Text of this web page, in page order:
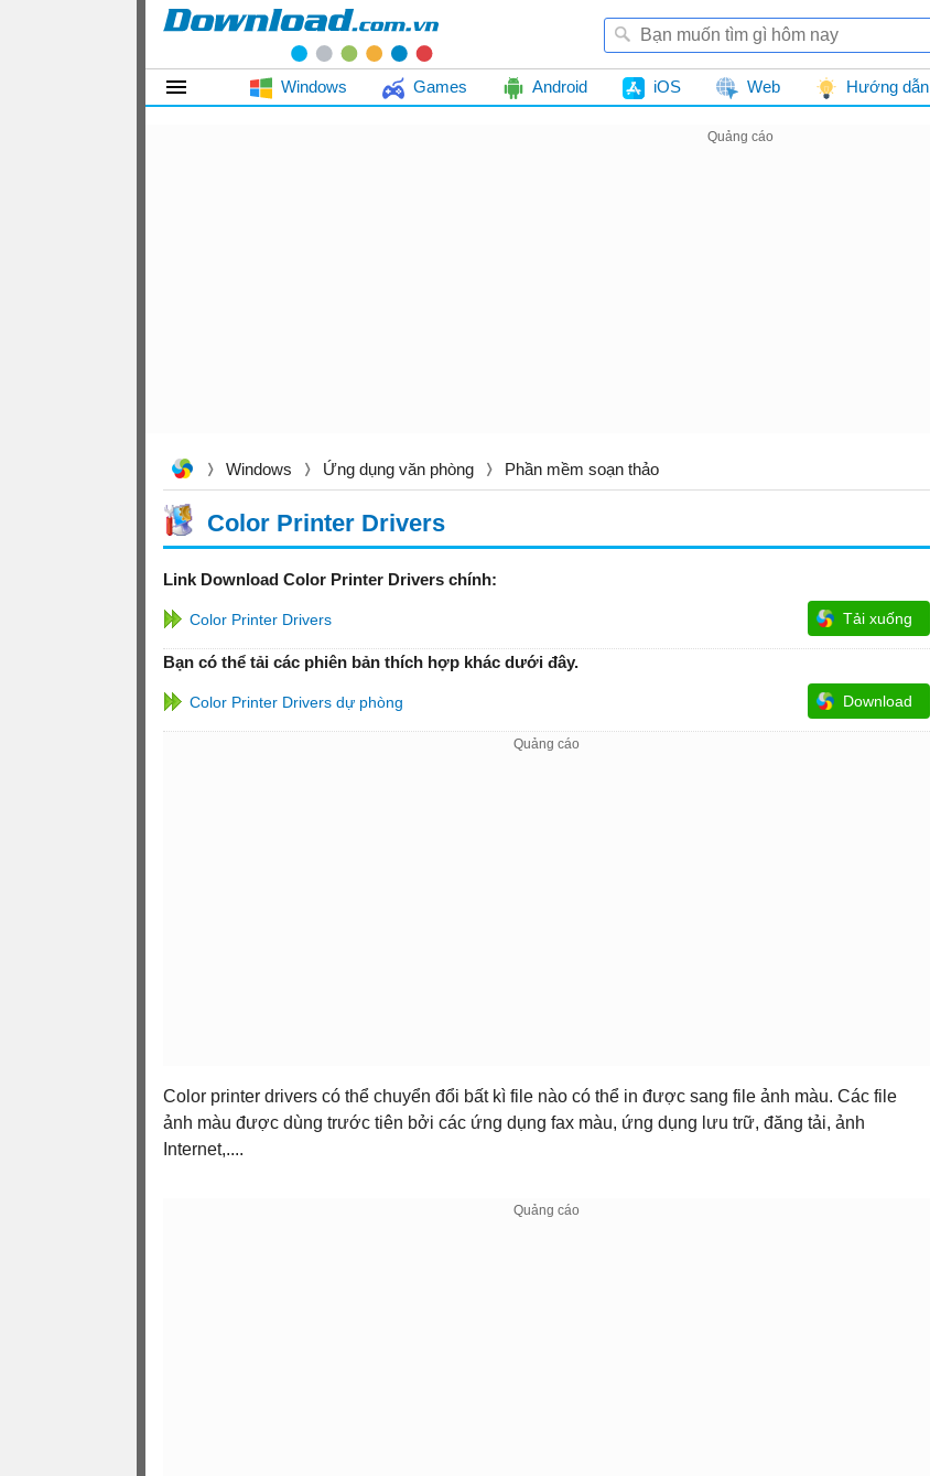
Windows Games Android iOS Web Hướng dẫn
Windows Ứng dụng văn phòng Phần mềm soạn thảo
Color Printer Drivers
Link Download Color Printer Drivers chính:
Color Printer Drivers Tải xuống
Bạn có thể tải các phiên bản thích hợp khác dưới đây.
Color Printer Drivers dự phòng Download
Color printer drivers có thể chuyển đổi bất kì file nào có thể in được sang file ảnh màu. Các file
ảnh màu được dùng trước tiên bởi các ứng dụng fax màu, ứng dụng lưu trữ, đăng tải, ảnh
Internet,....